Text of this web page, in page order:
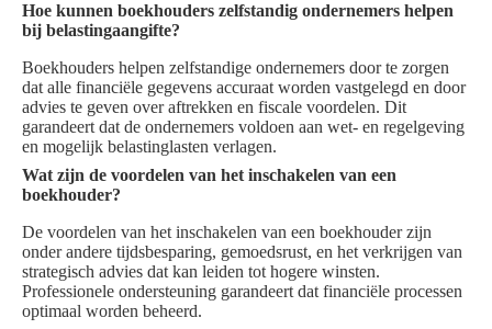
Hoe kunnen boekhouders zelfstandig ondernemers helpen
bij belastingaangifte?
Boekhouders helpen zelfstandige ondernemers door te zorgen
dat alle financiële gegevens accuraat worden vastgelegd en door
advies te geven over aftrekken en fiscale voordelen. Dit
garandeert dat de ondernemers voldoen aan wet- en regelgeving
en mogelijk belastinglasten verlagen.
Wat zijn de voordelen van het inschakelen van een
boekhouder?
De voordelen van het inschakelen van een boekhouder zijn
onder andere tijdsbesparing, gemoedsrust, en het verkrijgen van
strategisch advies dat kan leiden tot hogere winsten.
Professionele ondersteuning garandeert dat financiële processen
optimaal worden beheerd.